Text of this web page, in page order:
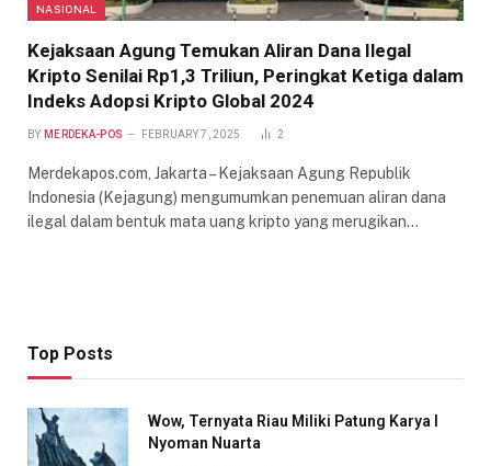
NASIONAL
Kejaksaan Agung Temukan Aliran Dana Ilegal
Kripto Senilai Rp1,3 Triliun, Peringkat Ketiga dalam
Indeks Adopsi Kripto Global 2024
BY MERDEKA-POS FEBRUARY 7, 2025 2
Merdekapos.com, Jakarta – Kejaksaan Agung Republik
Indonesia (Kejagung) mengumumkan penemuan aliran dana
ilegal dalam bentuk mata uang kripto yang merugikan…
Top Posts
Wow, Ternyata Riau Miliki Patung Karya I
Nyoman Nuarta